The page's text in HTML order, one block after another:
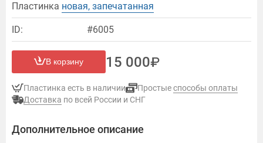
Пластинка новая, запечатанная
ID: #6005
В корзину 15 000
Пластинка есть в наличии Простыеспособы оплаты
Доставка по всей России и СНГ
Дополнительное описание